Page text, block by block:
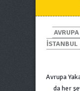
ISTANBUL
Avrupa
da her